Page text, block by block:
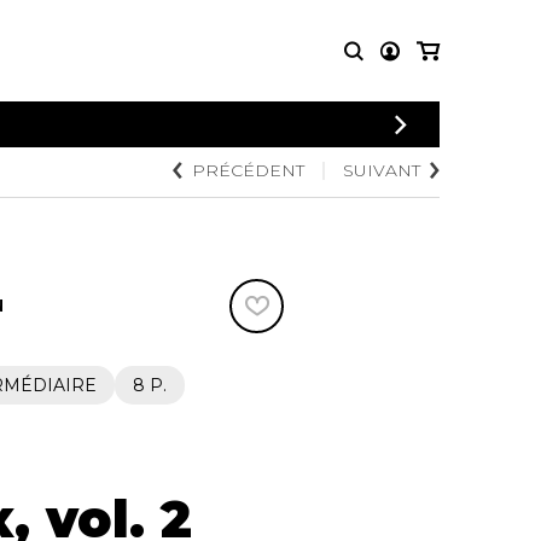
CONNEXION
PARTITIONS
POUR
Quatuor de saxophones
AUTRES
PRODUITS
Disques compacts et
DVDs
PRÉCÉDENT SUIVANT
8 P.
vol. 2